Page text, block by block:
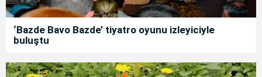
‘Bazde Bavo Bazde’ tiyatro oyunu izleyiciyle
buluştu